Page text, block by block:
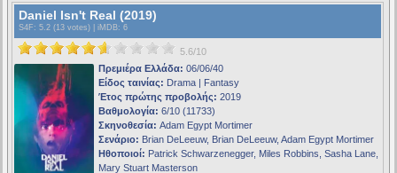
Daniel Isn't Real (2019)
S4F : 5.2 (13 votes) | iMDB: 6
5.6/10
Πρεμιέρα Ελλάδα: 06/06/40
Είδος ταινίας: Drama | Fantasy
Έτος πρώτης προβολής: 2019
Βαθμολογία: 6/10 (11733)
Σκηνοθεσία: Adam Egypt Mortimer
Σενάριο: Brian DeLeeuw, Brian DeLeeuw, Adam Egypt Mortimer
Ηθοποιοί: Patrick Schwarzenegger, Miles Robbins, Sasha Lane,
Mary Stuart Masterson